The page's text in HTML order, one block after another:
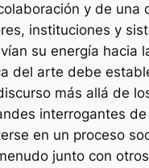
y de una
instituciones y
su energía hacia
del arte debe
más allá de
interrogantes
en un proceso
junto con